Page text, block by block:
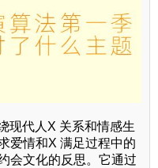
现代人X 关系和情感生
爱情和X 满足过程中的
会文化的反思。它通过